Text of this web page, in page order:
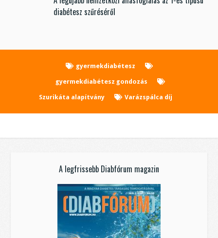
diabétesz szűréséről
gyermekdiabétesz
gyermekdiabétesz gondozás
Szurikáta alapítvány Varázspálca díj
A legfrissebb Diabfórum magazin